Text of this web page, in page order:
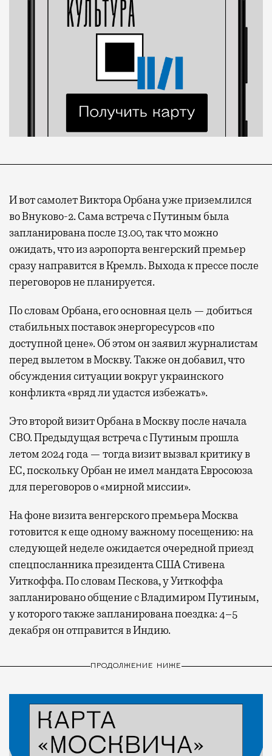
И вот самолет Виктора Орбана уже приземлился
во Внуково-2. Сама встреча с Путиным была
запланирована после 13.00, так что можно
ожидать, что из аэропорта венгерский премьер
сразу направится в Кремль. Выхода к прессе после
переговоров не планируется.
По словам Орбана, его основная цель — добиться
стабильных поставок энергоресурсов «по
доступной цене». Об этом он заявил журналистам
перед вылетом в Москву. Также он добавил, что
обсуждения ситуации вокруг украинского
конфликта «вряд ли удастся избежать».
Это второй визит Орбана в Москву после начала
СВО. Предыдущая встреча с Путиным прошла
летом 2024 года — тогда визит вызвал критику в
ЕС, поскольку Орбан не имел мандата Евросоюза
для переговоров о «мирной миссии».
На фоне визита венгерского премьера Москва
готовится к еще одному важному посещению: на
следующей неделе ожидается очередной приезд
спецпосланника президента США Стивена
Уиткоффа. По словам Пескова, у Уиткоффа
запланировано общение с Владимиром Путиным,
у которого также запланирована поездка: 4–5
декабря он отправится в Индию.
ПРОДОЛЖЕНИЕ НИЖЕ